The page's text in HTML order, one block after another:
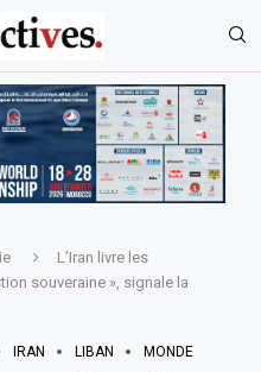
L’Iran livre les
souveraine », signale la
IRAN LIBAN MONDE